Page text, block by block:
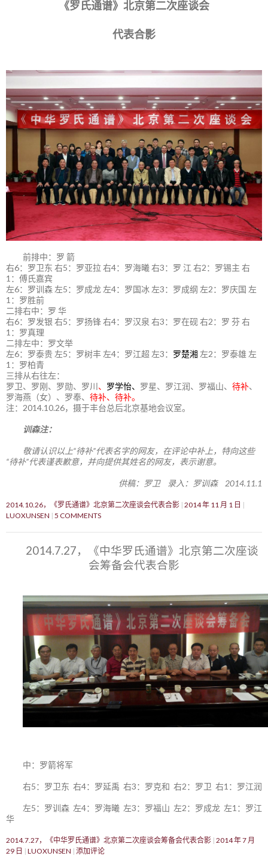
《罗氏通谱》北京第二次座谈会
代表合影
前排中：罗 箭
右6：罗卫东 右5：罗亚拉 右4：罗海曦 右3：罗 江 右2：罗锡主 右
1：傅氏嘉宾
左6：罗训森 左5：罗成龙 左4：罗国冰 左3：罗成纲 左2：罗庆国 左
1：罗胜前
二排右中：罗 华
右6：罗发银 右5：罗扬锋 右4：罗汉泉 右3：罗在砚 右2：罗 芬 右
1：罗真理
二排左中：罗文举
左6：罗泰贵 左5：罗树丰 左4：罗江超 左3： 罗楚湘 左2：罗泰雄 左
1：罗柏青
三排从右往左：
罗卫、罗刚、罗勋、罗川 、 罗学怡、 罗星、罗江润、罗福山、 待补、
罗海燕（女）、罗奉、 待补、待补。
注：2014.10.26，摄于丰台总后北京基地会议室。
训森注：
敬请认识以上“待补”代表名字的网友，在评论中补上，特向这些
“待补”代表谨表歉意，并向提供其姓名的网友，表示谢意。
供稿：罗卫 录入：罗训森 2014.11.1
2014.10.26，《罗氏通谱》北京第二次座谈会代表合影 2014 年 11 月 1 日
LUOXUNSEN 5 COMMENTS
2014.7.27，《中华罗氏通谱》北京第二次座谈
会筹备会代表合影
中：罗箭将军
右5：罗卫东 右4：罗延禹 右3：罗克和 右2：罗卫 右1：罗江润
左5：罗训森 左4：罗海曦 左3：罗福山 左2：罗成龙 左1：罗江
华
2014.7.27，《中华罗氏通谱》北京第二次座谈会筹备会代表合影 2014 年 7 月
29 日
LUOXUNSEN 添加评论